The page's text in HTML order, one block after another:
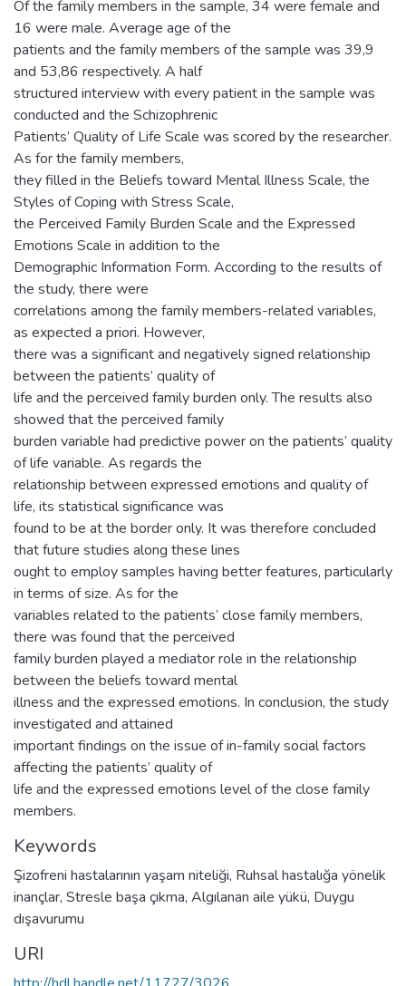
Of the family members in the sample, 34 were female and
16 were male. Average age of the
patients and the family members of the sample was 39,9
and 53,86 respectively. A half
structured interview with every patient in the sample was
conducted and the Schizophrenic
Patients’ Quality of Life Scale was scored by the researcher.
As for the family members,
they filled in the Beliefs toward Mental Illness Scale, the
Styles of Coping with Stress Scale,
the Perceived Family Burden Scale and the Expressed
Emotions Scale in addition to the
Demographic Information Form. According to the results of
the study, there were
correlations among the family members-related variables,
as expected a priori. However,
there was a significant and negatively signed relationship
between the patients’ quality of
life and the perceived family burden only. The results also
showed that the perceived family
burden variable had predictive power on the patients’ quality
of life variable. As regards the
relationship between expressed emotions and quality of
life, its statistical significance was
found to be at the border only. It was therefore concluded
that future studies along these lines
ought to employ samples having better features, particularly
in terms of size. As for the
variables related to the patients’ close family members,
there was found that the perceived
family burden played a mediator role in the relationship
between the beliefs toward mental
illness and the expressed emotions. In conclusion, the study
investigated and attained
important findings on the issue of in-family social factors
affecting the patients’ quality of
life and the expressed emotions level of the close family
members.
Keywords
Şizofreni hastalarının yaşam niteliği, Ruhsal hastalığa yönelik
inançlar, Stresle başa çıkma, Algılanan aile yükü, Duygu
dışavurumu
URI